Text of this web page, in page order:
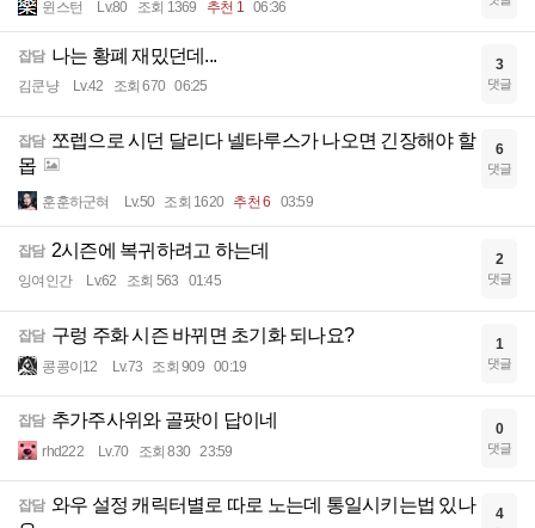
윈스턴 Lv.80 조회 1369 추천 1 06:36
잡담 나는 황폐 재밌던데...
김쿤냥 Lv.42 조회 670 06:25
3
댓글
잡담 쪼렙으로 시던 달리다 넬타루스가 나오면 긴장해야 할
몹
훈훈하군혀 Lv.50 조회 1620 추천 6 03:59
6
댓글
잡담 2시즌에 복귀하려고 하는데
잉여인간 Lv.62 조회 563 01:45
2
댓글
잡담 구렁 주화 시즌 바뀌면 초기화 되나요?
콩콩이12 Lv.73 조회 909 00:19
1
댓글
잡담 추가주사위와 골팟이 답이네
rhd222 Lv.70 조회 830 23:59
0
댓글
잡담 와우 설정 캐릭터별로 따로 노는데 통일시키는법 있나
4